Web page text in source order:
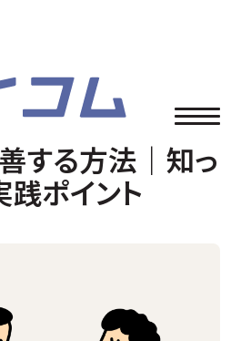
する方法｜知っ
践ポイント